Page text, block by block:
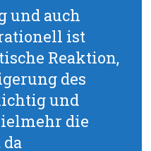
und auch
ist
Reaktion,
des
und
die